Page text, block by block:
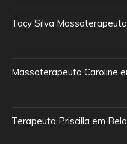
Tacy Silva
Massoterapeuta Caroline
Terapeuta Priscilla em